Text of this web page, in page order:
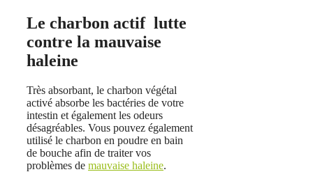
Le charbon actif lutte
contre la mauvaise
haleine
Très absorbant, le charbon végétal
activé absorbe les bactéries de votre
intestin et également les odeurs
désagréables. Vous pouvez également
utilisé le charbon en poudre en bain
de bouche afin de traiter vos
problèmes de mauvaise haleine.